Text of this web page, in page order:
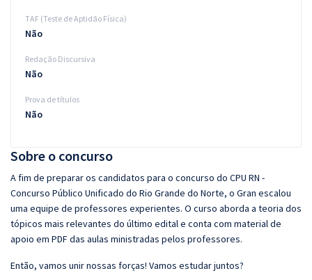
Sobre o concurso
A fim de preparar os candidatos para o concurso do CPU RN -
Concurso Público Unificado do Rio Grande do Norte, o Gran escalou
uma equipe de professores experientes. O curso aborda a teoria dos
tópicos mais relevantes do último edital e conta com material de
apoio em PDF das aulas ministradas pelos professores.
Então, vamos unir nossas forças! Vamos estudar juntos?
TAF (Teste de Aptidão Física)
Não
Redação Discursiva
Não
Prova de títulos
Não